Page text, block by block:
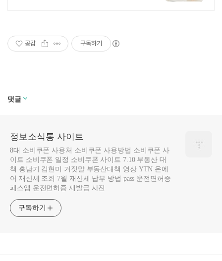
공감 구독하기
댓글
정보소식통 사이트
8대 소비쿠폰 사용처 소비쿠폰 사용방법 소비쿠폰 사
이트 소비쿠폰 일정 소비쿠폰 사이트 7.10 부동산 대
책 홍남기 김현미 거짓말 부동산대책 영상 YTN 온에
어 재산세 조회 7월 재산세 납부 방법 pass 운전면허증
패스앱 운전면허증 재발급 사진
구독하기